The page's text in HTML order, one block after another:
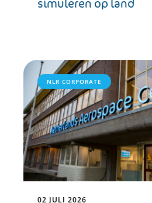
simuleren op land
NLR CORPORATE
02 JULI 2026